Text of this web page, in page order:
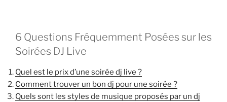
6 Questions Fréquemment Posées sur les
Soirées DJ Live
Quel est le prix d’une soirée dj live ?
Comment trouver un bon dj pour une soirée ?
Quels sont les styles de musique proposés par un dj